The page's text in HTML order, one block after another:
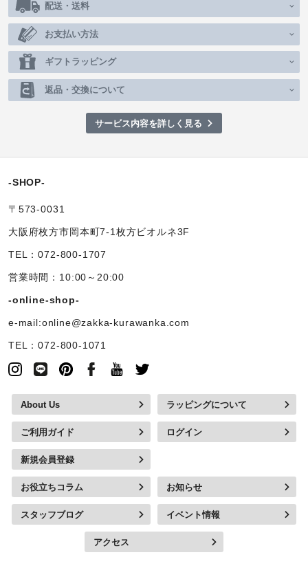
配送・送料
お支払い方法
ギフトラッピング
返品・交換について
サービス内容を詳しく見る
-SHOP-
〒573-0031
大阪府枚方市岡本町7-1枚方ビオルネ3F
TEL：072-800-1707
営業時間：10:00～20:00
-online-shop-
e-mail:online@zakka-kurawanka.com
TEL：072-800-1071
About Us ラッピングについて
ご利用ガイド ログイン
新規会員登録
お役立ちコラム お知らせ
スタッフブログ イベント情報
アクセス